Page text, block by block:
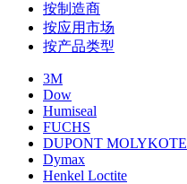
按制造商
按应用市场
按产品类型
3M
Dow
Humiseal
FUCHS
DUPONT MOLYKOTE
Dymax
Henkel Loctite